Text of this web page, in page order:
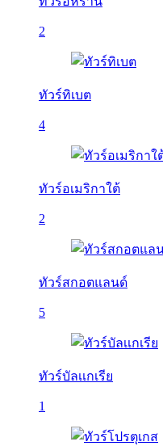
2
ทัวร์ทิเบต
4
ทัวร์อเมริกาใต้
2
ทัวร์สกอตแลนด์
5
ทัวร์บัลเเกเรีย
1